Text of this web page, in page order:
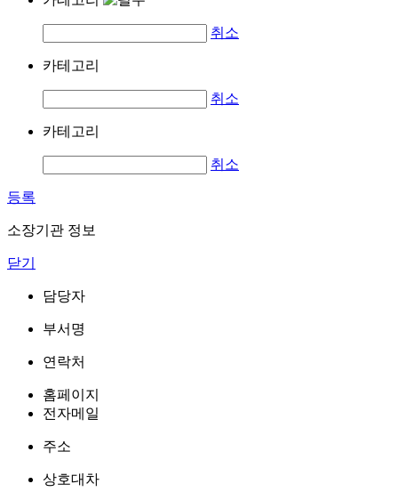
취소
카테고리
취소
카테고리
취소
등록
소장기관 정보
닫기
담당자
부서명
연락처
홈페이지
전자메일
주소
상호대차